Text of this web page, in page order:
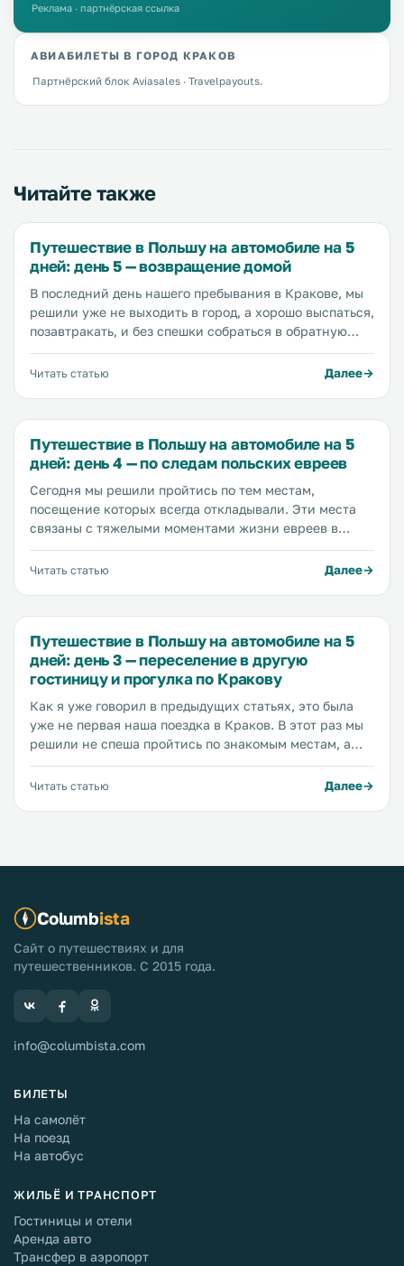
Реклама · партнёрская ссылка
АВИАБИЛЕТЫ В ГОРОД КРАКОВ
Партнёрский блок Aviasales · Travelpayouts.
Читайте также
Путешествие в Польшу на автомобиле на 5
дней: день 5 — возвращение домой
В последний день нашего пребывания в Кракове, мы
решили уже не выходить в город, а хорошо выспаться,
позавтракать, и без спешки собраться в обратную
дорогу. Основная задача на сегодня — это доехать до
Киева, все остальное — второстепенное.
Читать статью Далее
Путешествие в Польшу на автомобиле на 5
дней: день 4 — по следам польских евреев
Сегодня мы решили пройтись по тем местам,
посещение которых всегда откладывали. Эти места
связаны с тяжелыми моментами жизни евреев в
Кракове. Позавчера мы уже посетили лагерь Аушвиц
в Освенциме, о чем рассказали в этой статье.
Читать статью Далее
Путешествие в Польшу на автомобиле на 5
дней: день 3 — переселение в другую
гостиницу и прогулка по Кракову
Как я уже говорил в предыдущих статьях, это была
уже не первая наша поездка в Краков. В этот раз мы
решили не спеша пройтись по знакомым местам, а
так же посетить те, на которые в предыдущие поездки
не хватило времени. Предыдущий день был очень
Читать статью Далее
Columbista
Сайт о путешествиях и для
путешественников. С 2015 года.
info@columbista.com
БИЛЕТЫ
На самолёт
На поезд
На автобус
ЖИЛЬЁ И ТРАНСПОРТ
Гостиницы и отели
Аренда авто
Трансфер в аэропорт